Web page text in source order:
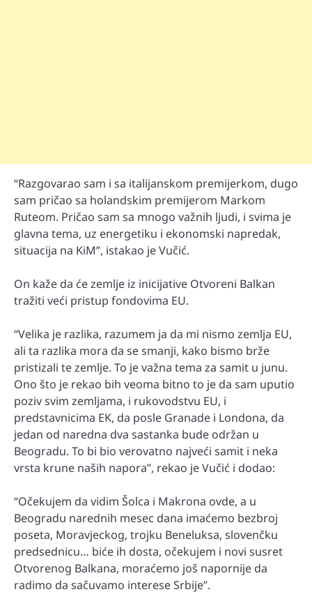
“Razgovarao sam i sa italijanskom premijerkom, dugo
sam pričao sa holandskim premijerom Markom
Ruteom. Pričao sam sa mnogo važnih ljudi, i svima je
glavna tema, uz energetiku i ekonomski napredak,
situacija na KiM”, istakao je Vučić.
On kaže da će zemlje iz inicijative Otvoreni Balkan
tražiti veći pristup fondovima EU.
“Velika je razlika, razumem ja da mi nismo zemlja EU,
ali ta razlika mora da se smanji, kako bismo brže
pristizali te zemlje. To je važna tema za samit u junu.
Ono što je rekao bih veoma bitno to je da sam uputio
poziv svim zemljama, i rukovodstvu EU, i
predstavnicima EK, da posle Granade i Londona, da
jedan od naredna dva sastanka bude održan u
Beogradu. To bi bio verovatno najveći samit i neka
vrsta krune naših napora”, rekao je Vučić i dodao:
“Očekujem da vidim Šolca i Makrona ovde, a u
Beogradu narednih mesec dana imaćemo bezbroj
poseta, Moravjeckog, trojku Beneluksa, slovenčku
predsednicu… biće ih dosta, očekujem i novi susret
Otvorenog Balkana, moraćemo još napornije da
radimo da sačuvamo interese Srbije”.